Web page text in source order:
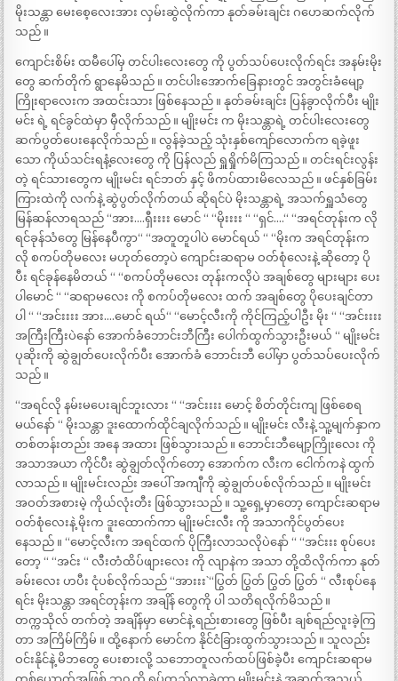
မိုးသန္တာ မေးစေ့လေးအား လှမ်းဆွဲလိုက်ကာ နုတ်ခမ်းချင်း ဂဟေဆက်လိုက်
သည် ။
ကျောင်းစိမ်း ထမီပေါ်မှ တင်ပါးလေးတွေ ကို ပွတ်သပ်ပေးလိုက်ရင်း အနမ်းမိုး
တွေ ဆက်တိုက် ရွာနေမိသည် ။ တင်ပါးအောက်ခြေနားတွင် အတွင်းခံမျော့
ကြိုးရာလေးက အထင်းသား ဖြစ်နေသည် ။ နုတ်ခမ်းချင်း ပြန်ခွာလိုက်ပီး မျိုး
မင်း ရဲ့ ရင်ခွင်ထဲမှာ မှီလိုက်သည် ။ မျိုးမင်း က မိုးသန္တာရဲ့ တင်ပါးလေးတွေ
ဆက်ပွတ်ပေးနေလိုက်သည် ။ လွန်ခဲ့သည့် သုံးနှစ်ကျော်လောက်က ရခဲ့ဖူး
သော ကိုယ်သင်းရနံ့လေးတွေ ကို ပြန်လည် ရှူရှိုက်မိကြသည် ။ တင်းရင်းလွန်း
တဲ့ ရင်သားတွေက မျိုးမင်း ရင်ဘတ် နှင့် ဖိကပ်ထားမိလေသည် ။ ဖင်နှစ်ခြမ်း
ကြားထဲကို လက်နဲ့ ဆွဲပွတ်လိုက်တယ် ဆိုရင်ပဲ မိုးသန္တာရဲ့ အသက်ရှူသံတွေ
မြန်ဆန်လာရသည် “အား….ရှီးးးး မောင် “ “မိုးးးး “ “ရှင်….“ “အရင်တုန်းက လို
ရင်ခုန်သံတွေ မြန်နေပီကွာ“ “အတူတူပါပဲ မောင်ရယ် “ “မိုးက အရင်တုန်းက
လို စကပ်တိုမလေး မဟုတ်တော့ပဲ ကျောင်းဆရာမ ဝတ်စုံလေးနဲ့ ဆိုတော့ ပို
ပီး ရင်ခုန်နေမိတယ် “ “စကပ်တိုမလေး တုန်းကလိုပဲ အချစ်တွေ များများ ပေး
ပါမောင် “ “ဆရာမလေး ကို စကပ်တိုမလေး ထက် အချစ်တွေ ပိုပေးချင်တာ
ပါ “ “အင်းးးး အား….မောင် ရယ်“ “မောင့်လီးကို ကိုင်ကြည့်ပါဦး မိုး “ “အင်းးးး
အကြီးကြီးပဲနော် အောက်ခံဘောင်းဘီကြီး ပေါက်ထွက်သွားဦးမယ် “ မျိုးမင်း
ပုဆိုးကို ဆွဲချွတ်ပေးလိုက်ပီး အောက်ခံ ဘောင်းဘီ ပေါ်မှာ ပွတ်သပ်ပေးလိုက်
သည် ။
“အရင်လို နမ်းမပေးချင်ဘူးလား “ “အင်းးးး မောင့် စိတ်တိုင်းကျ ဖြစ်စေရ
မယ်နော် “ မိုးသန္တာ ဒူးထောက်ထိုင်ချလိုက်သည် ။ မျိုးမင်း လီးနဲ့ သူ့မျက်နှာက
တစ်တန်းတည်း အနေ အထား ဖြစ်သွားသည် ။ ဘောင်းဘီမျော့ကြိုးလေး ကို
အသာအယာ ကိုင်ပီး ဆွဲချွတ်လိုက်တော့ အောက်က လီးက ငေါက်ကနဲ ထွက်
လာသည် ။ မျိုးမင်းလည်း အပေါ် အကျီကို ဆွဲချွတ်ပစ်လိုက်သည် ။ မျိုးမင်း
အဝတ်အစားမဲ့ ကိုယ်လုံးတီး ဖြစ်သွားသည် ။ သူ့ရှေ့မှာတော့ ကျောင်းဆရာမ
ဝတ်စုံလေးနဲ့ မိုးက ဒူးထောက်ကာ မျိုးမင်းလီး ကို အသာကိုင်ပွတ်ပေး
နေသည် ။ “မောင့်လီးက အရင်ထက် ပိုကြီးလာသလိုပဲနော် “ “အင်းးး စုပ်ပေး
တော့ “ “အင်း “ လီးတံထိပ်ဖျားလေး ကို လျာနဲက အသာ တို့ထိလိုက်ကာ နုတ်
ခမ်းလေး ဟပီး ငုံပစ်လိုက်သည် “အားးး` “ပြွတ် ပြွတ် ပြွတ် ပြွတ် “ လီးစုပ်နေ
ရင်း မိုးသန္တာ အရင်တုန်းက အချိန် တွေကို ပါ သတိရလိုက်မိသည် ။
တက္ကသိုလ် တက်တဲ့ အချိန်မှာ မောင်နဲ့ ရည်းစားတွေ ဖြစ်ပီး ချစ်ရည်လူးခဲ့ကြ
တာ အကြိမ်ကြိမ် ။ ထို့နောက် မောင်က နိုင်ငံခြားထွက်သွားသည် ။ သူလည်း
ဝင်းနိုင်နဲ့ မိဘတွေ ပေးစားလို့ သဘောတူလက်ထပ်ဖြစ်ခဲ့ပီး ကျောင်းဆရာမ